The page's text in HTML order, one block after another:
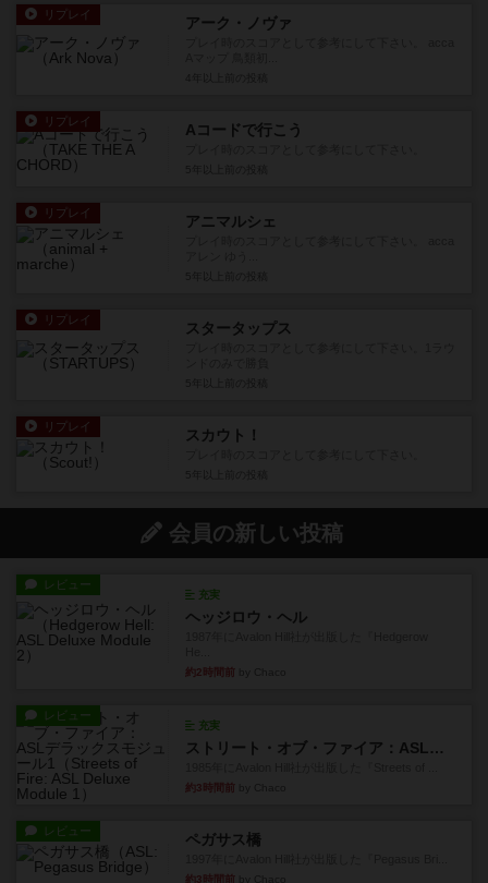
リプレイ アーク・ノヴァ
リプレイ Aコードで行こう
リプレイ アニマルシェ
リプレイ スタータップス
リプレイ スカウト！
会員の新しい投稿
レビュー
充実
ヘッジロウ・ヘル
約2時間前
レビュー
充実
ストリート・オブ・ファイア：ASLデラックスモジュール1
約3時間前
レビュー ペガサス橋
約3時間前